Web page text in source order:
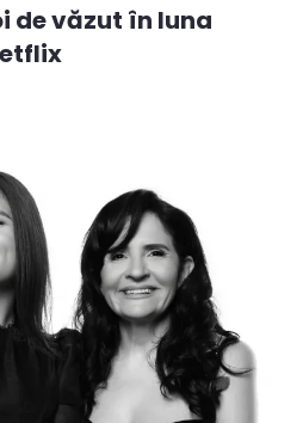
de văzut în luna